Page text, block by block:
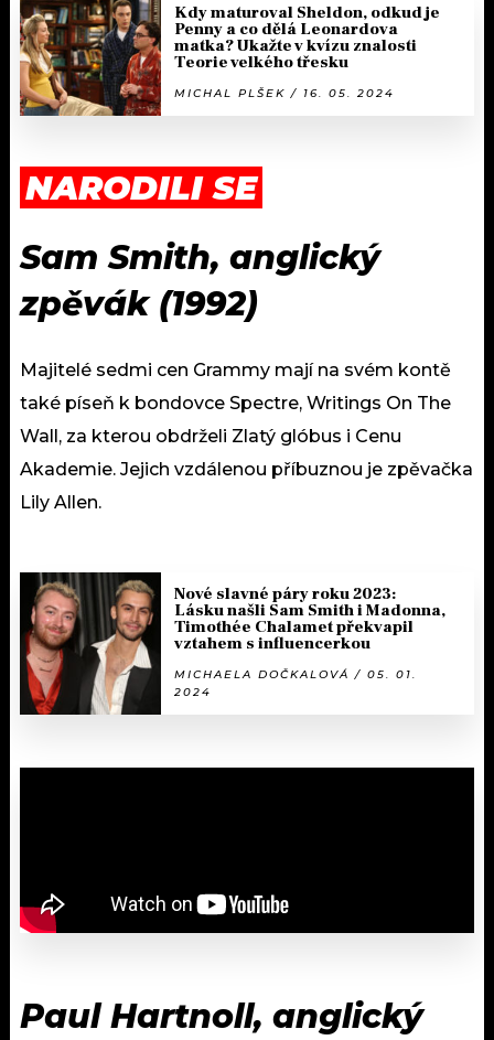
Kdy maturoval Sheldon, odkud je
Penny a co dělá Leonardova
matka? Ukažte v kvízu znalosti
Teorie velkého třesku
MICHAL PLŠEK / 16. 05. 2024
NARODILI SE
Sam Smith, anglický
zpěvák (1992)
Majitelé sedmi cen Grammy mají na svém kontě
také píseň k bondovce Spectre, Writings On The
Wall, za kterou obdrželi Zlatý glóbus i Cenu
Akademie. Jejich vzdálenou příbuznou je zpěvačka
Lily Allen.
Nové slavné páry roku 2023:
Lásku našli Sam Smith i Madonna,
Timothée Chalamet překvapil
vztahem s influencerkou
MICHAELA DOČKALOVÁ / 05. 01.
2024
Paul Hartnoll, anglický